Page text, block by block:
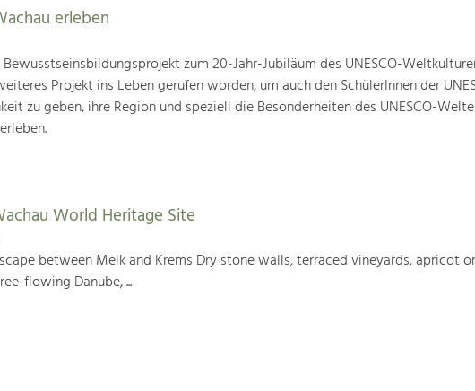
erleben
zum 20-Jahr-Jubiläum des UNESCO-
Projekt ins Leben gerufen worden, um auch den SchülerInnen der
zu geben, ihre Region und speziell die Besonderheiten des UNESCO-
World Heritage Site
between Melk and Krems Dry stone walls, terraced vineyards, apricot
flowing Danube, ...